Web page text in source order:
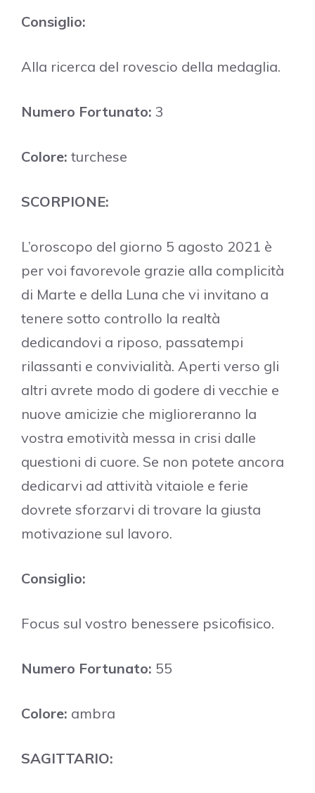
Consiglio:
Alla ricerca del rovescio della medaglia.
Numero Fortunato: 3
Colore: turchese
SCORPIONE:
L’oroscopo del giorno 5 agosto 2021 è
per voi favorevole grazie alla complicità
di Marte e della Luna che vi invitano a
tenere sotto controllo la realtà
dedicandovi a riposo, passatempi
rilassanti e convivialità. Aperti verso gli
altri avrete modo di godere di vecchie e
nuove amicizie che miglioreranno la
vostra emotività messa in crisi dalle
questioni di cuore. Se non potete ancora
dedicarvi ad attività vitaiole e ferie
dovrete sforzarvi di trovare la giusta
motivazione sul lavoro.
Consiglio:
Focus sul vostro benessere psicofisico.
Numero Fortunato: 55
Colore: ambra
SAGITTARIO: